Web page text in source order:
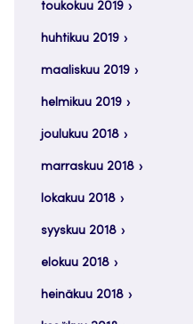
toukokuu 2019
huhtikuu 2019
maaliskuu 2019
helmikuu 2019
joulukuu 2018
marraskuu 2018
lokakuu 2018
syyskuu 2018
elokuu 2018
heinäkuu 2018